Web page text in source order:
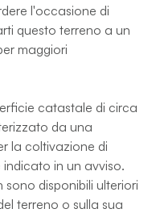
l'occasione di
questo terreno a un
maggiori
catastale di circa
da una
la coltivazione di
in un avviso.
sono disponibili ulteriori
terreno o sulla sua